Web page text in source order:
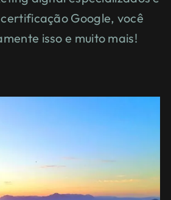
Google, você
isso e muito mais!